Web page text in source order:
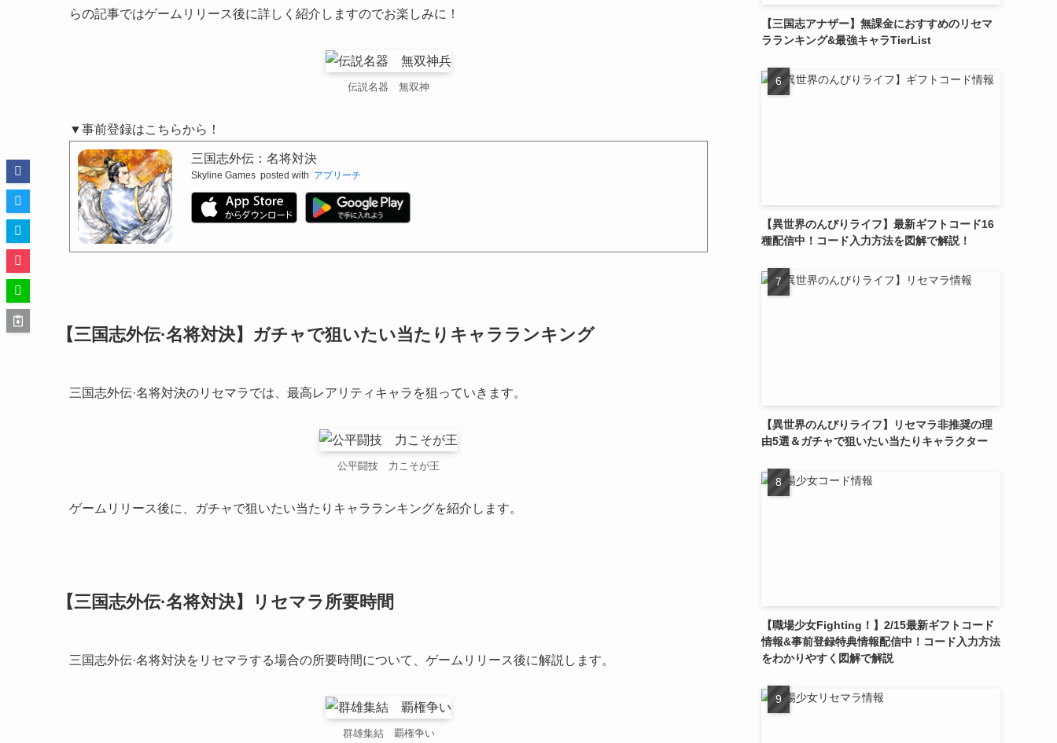
らの記事ではゲームリリース後に詳しく紹介しますのでお楽しみに！
伝説名器 無双神
▼事前登録はこちらから！
三国志外伝：名将対決
Skyline Games posted with アプリーチ
【三国志外伝·名将対決】ガチャで狙いたい当たりキャラランキング
三国志外伝·名将対決のリセマラでは、最高レアリティキャラを狙っていきます。
公平闘技 力こそが王
ゲームリリース後に、ガチャで狙いたい当たりキャラランキングを紹介します。
【三国志外伝·名将対決】リセマラ所要時間
三国志外伝·名将対決をリセマラする場合の所要時間について、ゲームリリース後に解説します。
群雄集結 覇権争い
【三国志アナザー】無課金におすすめのリセマ
ラランキング&最強キャラTierList
【異世界のんびりライフ】最新ギフトコード16
種配信中！コード入力方法を図解で解説！
【異世界のんびりライフ】リセマラ非推奨の理
由5選＆ガチャで狙いたい当たりキャラクター
【職場少女Fighting！】2/15最新ギフトコード
情報&事前登録特典情報配信中！コード入力方法
をわかりやすく図解で解説